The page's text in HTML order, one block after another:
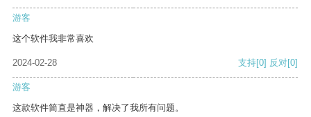
游客
这个软件我非常喜欢
2024-02-28 支持[0] 反对[0]
游客
这款软件简直是神器，解决了我所有问题。